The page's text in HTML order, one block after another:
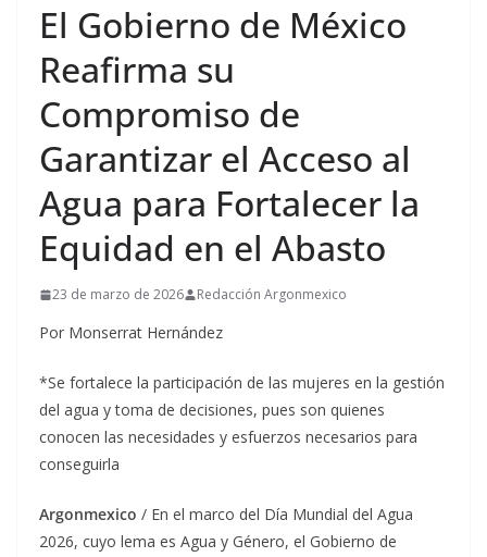
El Gobierno de México
Reafirma su
Compromiso de
Garantizar el Acceso al
Agua para Fortalecer la
Equidad en el Abasto
23 de marzo de 2026 Redacción Argonmexico
Por Monserrat Hernández
*Se fortalece la participación de las mujeres en la gestión
del agua y toma de decisiones, pues son quienes
conocen las necesidades y esfuerzos necesarios para
conseguirla
Argonmexico / En el marco del Día Mundial del Agua
2026, cuyo lema es Agua y Género, el Gobierno de